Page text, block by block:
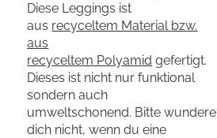
Diese Leggings ist
aus recyceltem Material bzw.
aus
recyceltem Polyamid gefertigt.
Dieses ist nicht nur funktional
sondern auch
umweltschonend. Bitte wundere
dich nicht, wenn du eine